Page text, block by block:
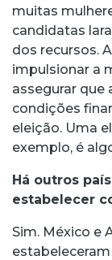
muitas
candidatas
dos recursos.
impulsionar a
assegurar que
condições
eleição. Uma
exemplo, é
Há outros
estabelecer
Sim. México e